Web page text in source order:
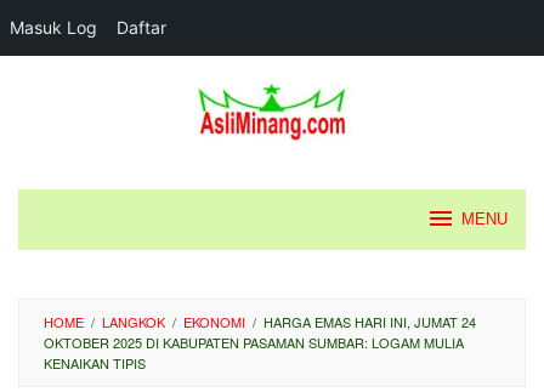
Masuk Log Daftar
MENU
HOME / LANGKOK / EKONOMI / HARGA EMAS HARI INI, JUMAT 24
OKTOBER 2025 DI KABUPATEN PASAMAN SUMBAR: LOGAM MULIA
KENAIKAN TIPIS